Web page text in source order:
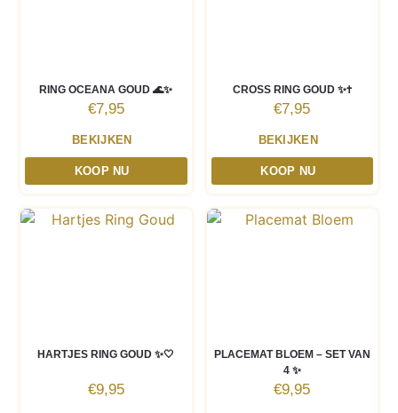
RING OCEANA GOUD 🌊✨
€7,95
BEKIJKEN
KOOP NU
CROSS RING GOUD ✨✝️
€7,95
BEKIJKEN
KOOP NU
HARTJES RING GOUD ✨🤍
€9,95
PLACEMAT BLOEM – SET VAN
4 ✨
€9,95